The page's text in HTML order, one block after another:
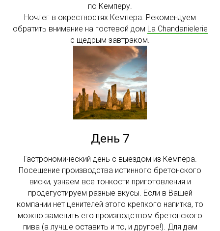
по Кемперу.
Ночлег в окрестностях Кемпера. Рекомендуем
обратить внимание на гостевой дом La Chandanielerie
с щедрым завтраком.
День 7
Гастрономический день с выездом из Кемпера.
Посещение производства истинного бретонского
виски, узнаем все тонкости приготовления и
продегустируем разные вкусы. Если в Вашей
компании нет ценителей этого крепкого напитка, то
можно заменить его производством бретонского
пива (а лучше оставить и то, и другое!). Для дам